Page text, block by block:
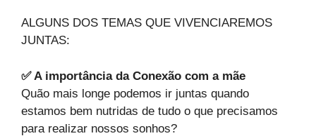
ALGUNS DOS TEMAS QUE VIVENCIAREMOS
JUNTAS:
✅ A importância da Conexão com a mãe
Quão mais longe podemos ir juntas quando
estamos bem nutridas de tudo o que precisamos
para realizar nossos sonhos?